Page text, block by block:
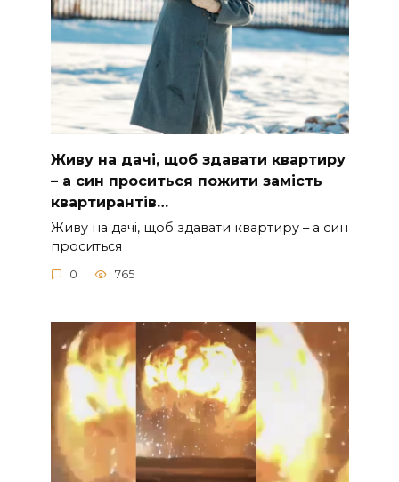
Живу на дачі, щоб здавати квартиру
– а син проситься пожити замість
квартирантів…
Живу на дачі, щоб здавати квартиру – а син
проситься
0 765